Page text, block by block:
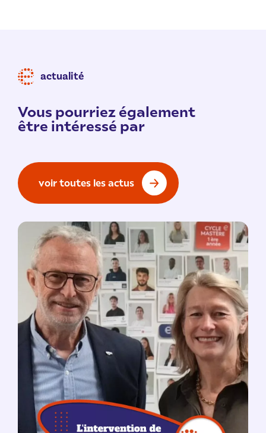
actualité
Vous pourriez également
être intéressé par
voir toutes les actus